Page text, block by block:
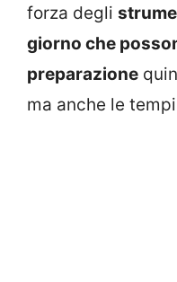
forza degli
giorno che
preparazione
ma anche le